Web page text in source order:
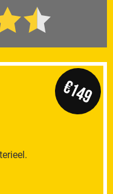
€149